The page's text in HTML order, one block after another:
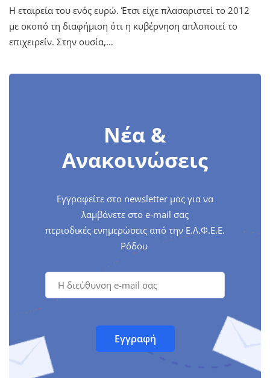
Η εταιρεία του ενός ευρώ. Έτσι είχε πλασαριστεί το 2012
με σκοπό τη διαφήμιση ότι η κυβέρνηση απλοποιεί το
επιχειρείν. Στην ουσία,…
Νέα &
Ανακοινώσεις
Εγγραφείτε στο newsletter μας για να
λαμβάνετε στο e-mail σας
περιοδικές ενημερώσεις από την Ε.Λ.Φ.Ε.Ε.
Ρόδου